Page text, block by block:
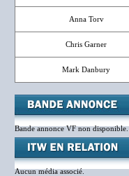
Anna Torv
Chris Garner
Mark Danbury
Bande annonce VF non disponible.
Aucun média associé.